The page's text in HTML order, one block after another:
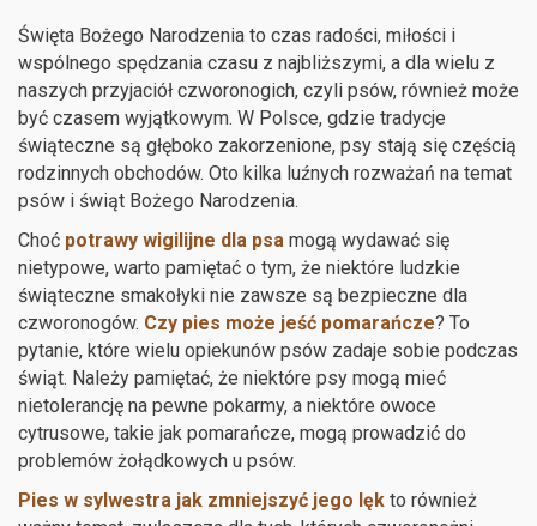
Święta Bożego Narodzenia to czas radości, miłości i
wspólnego spędzania czasu z najbliższymi, a dla wielu z
naszych przyjaciół czworonogich, czyli psów, również może
być czasem wyjątkowym. W Polsce, gdzie tradycje
świąteczne są głęboko zakorzenione, psy stają się częścią
rodzinnych obchodów. Oto kilka luźnych rozważań na temat
psów i świąt Bożego Narodzenia.
Choć potrawy wigilijne dla psa mogą wydawać się
nietypowe, warto pamiętać o tym, że niektóre ludzkie
świąteczne smakołyki nie zawsze są bezpieczne dla
czworonogów. Czy pies może jeść pomarańcze? To
pytanie, które wielu opiekunów psów zadaje sobie podczas
świąt. Należy pamiętać, że niektóre psy mogą mieć
nietolerancję na pewne pokarmy, a niektóre owoce
cytrusowe, takie jak pomarańcze, mogą prowadzić do
problemów żołądkowych u psów.
Pies w sylwestra jak zmniejszyć jego lęk to również